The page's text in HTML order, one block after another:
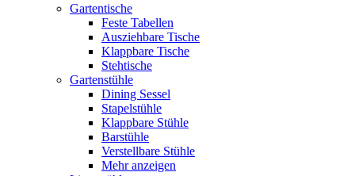
Gartentische
Feste Tabellen
Ausziehbare Tische
Klappbare Tische
Stehtische
Gartenstühle
Dining Sessel
Stapelstühle
Klappbare Stühle
Barstühle
Verstellbare Stühle
Mehr anzeigen